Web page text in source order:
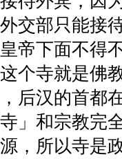
交部只能接
帝下面不得
个寺就是佛
后汉的首都
」和宗教完
，所以寺是